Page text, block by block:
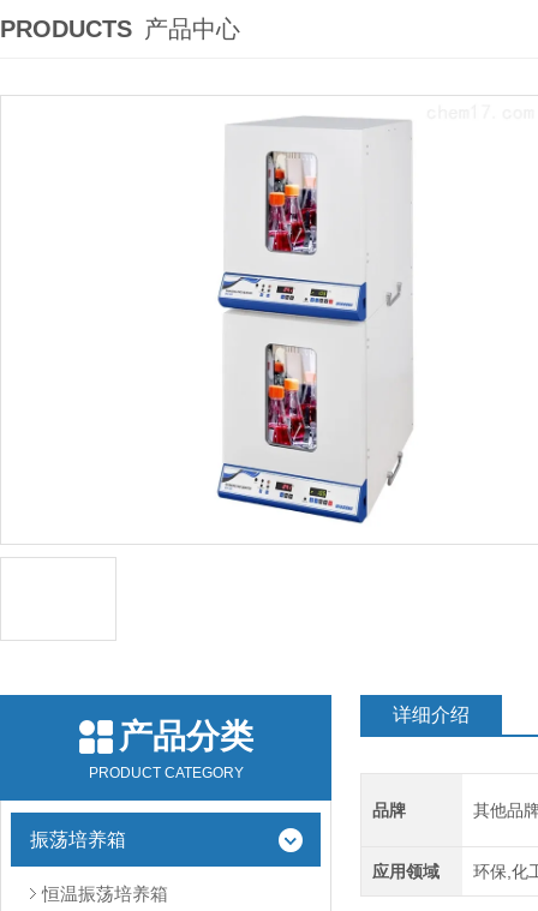
PRODUCTS 产品中心
产品分类
PRODUCT CATEGORY
振荡培养箱
恒温振荡培养箱
详细介绍
品牌 其他品
应用领域 环保,化